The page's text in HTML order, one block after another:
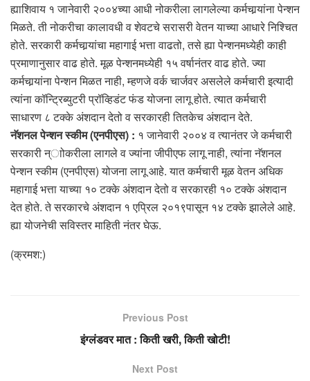
ह्याशिवाय १ जानेवारी २००४च्या आधी नोकरीला लागलेल्या कर्मचार्‍यांना पेन्शन
मिळते. ती नोकरीचा कालावधी व शेवटचे सरासरी वेतन याच्या आधारे निश्चित
होते. सरकारी कर्मचार्‍यांचा महागाई भत्ता वाढतो, तसे ह्या पेन्शनमध्येही काही
प्रमाणानुसार वाढ होते. मूळ पेन्शनमध्येही १५ वर्षानंतर वाढ होते. ज्या
कर्मचार्‍यांना पेन्शन मिळत नाही, म्हणजे वर्क चार्जवर असलेले कर्मचारी इत्यादी
त्यांना कॉन्ट्रिब्युटरी प्रॉव्हिडंट फंड योजना लागू होते. त्यात कर्मचारी
साधारण ८ टक्के अंशदान देतो व सरकारही तितकेच अंशदान देते.
नॅशनल पेन्शन स्कीम (एनपीएस) : १ जानेवारी २००४ व त्यानंतर जे कर्मचारी
सरकारी न्ाोकरीला लागले व ज्यांना जीपीएफ लागू नाही, त्यांना नॅशनल
पेन्शन स्कीम (एनपीएस) योजना लागू आहे. यात कर्मचारी मूळ वेतन अधिक
महागाई भत्ता याच्या १० टक्के अंशदान देतो व सरकारही १० टक्के अंशदान
देत होते. ते सरकारचे अंशदान १ एप्रिल २०१९पासून १४ टक्के झालेले आहे.
ह्या योजनेची सविस्तर माहिती नंतर घेऊ.
(क्रमश:)
Previous Post
इंग्लंडवर मात : किती खरी, किती खोटी!
Next Post